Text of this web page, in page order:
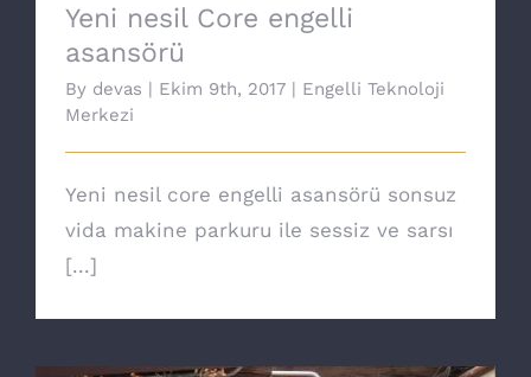
Yeni nesil Core engelli
asansörü
By devas | Ekim 9th, 2017 | Engelli Teknoloji
Merkezi
Yeni nesil core engelli asansörü sonsuz
vida makine parkuru ile sessiz ve sarsı
[...]